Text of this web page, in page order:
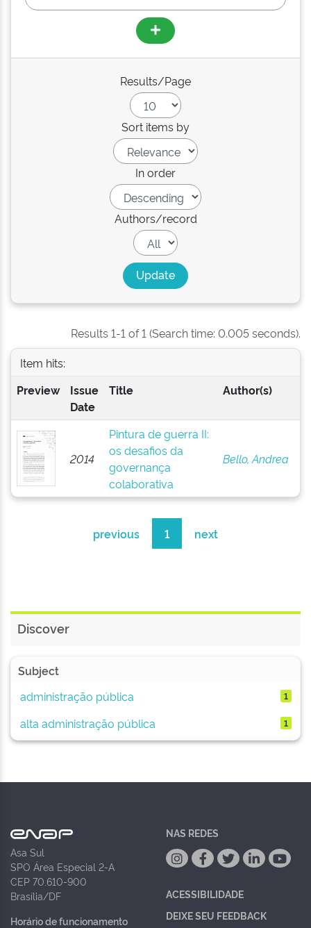
Results/Page
Sort items by
In order
Authors/record
Results 1-1 of 1 (Search time: 0.005 seconds).
Item hits:
Preview
Issue
Date
Title Author(s)
2014
Pintura de guerra II:
os desafios da
governança
colaborativa
Bello, Andrea
previous 1 next
Discover
Subject
administração pública
1
alta administração pública 1
Asa Sul
SPO Área Especial 2-A
CEP 70.610-900
Brasília/DF
Horário de funcionamento
NAS REDES
ACESSIBILIDADE
DEIXE SEU FEEDBACK